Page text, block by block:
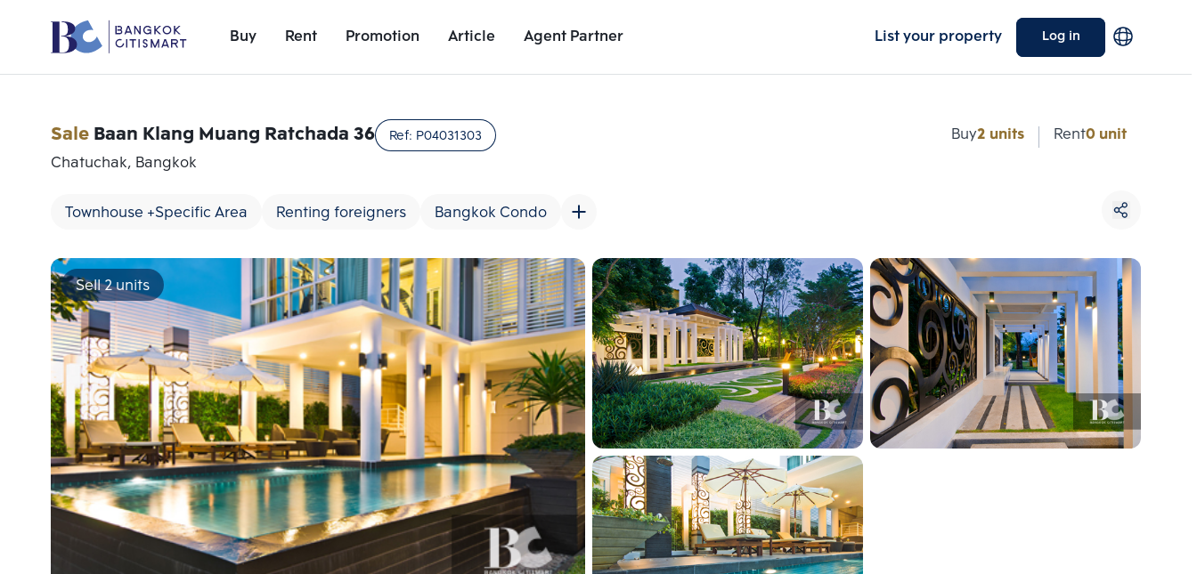
Buy Rent Promotion Article Agent Partner List your property Log in
Project Details
SaleBaan Klang Muang Ratchada 36 Ref: P04031303
Chatuchak, Bangkok
Townhouse +Specific Area Renting foreigners Bangkok Condo
Buy2 units Rent0 unit
Sell 2 units
Add comparative units
Number 1
Add comparative units
Number 2
Add comparative units
Number 3
Choose comparative unit
Maximum 3 units
Compare
Clear all